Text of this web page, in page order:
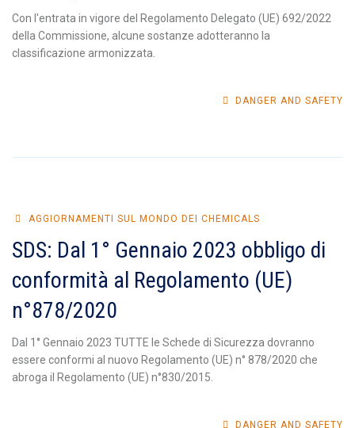
Con l'entrata in vigore del Regolamento Delegato (UE) 692/2022
della Commissione, alcune sostanze adotteranno la
classificazione armonizzata.
DANGER AND SAFETY
AGGIORNAMENTI SUL MONDO DEI CHEMICALS
SDS: Dal 1° Gennaio 2023 obbligo di
conformità al Regolamento (UE)
n°878/2020
Dal 1° Gennaio 2023 TUTTE le Schede di Sicurezza dovranno
essere conformi al nuovo Regolamento (UE) n° 878/2020 che
abroga il Regolamento (UE) n°830/2015.
DANGER AND SAFETY